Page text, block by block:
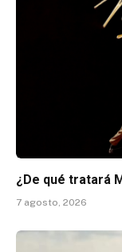
¿De qué tratará
7 agosto, 2026